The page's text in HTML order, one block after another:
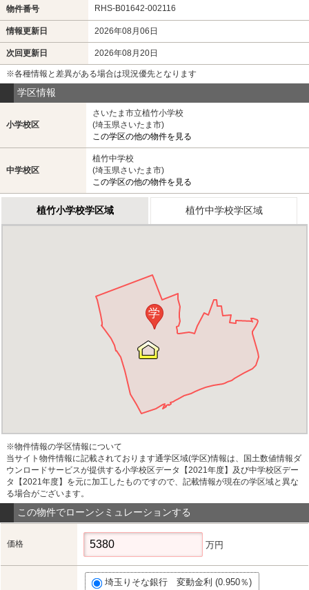
物件番号 RHS-B01642-002116
情報更新日 2026年08月06日
次回更新日 2026年08月20日
※各種情報と差異がある場合は現況優先となります
学区情報
小学校区
さいたま市立植竹小学校
(埼玉県さいたま市)
この学区の他の物件を見る
中学校区
植竹中学校
(埼玉県さいたま市)
この学区の他の物件を見る
植竹小学校学区域 植竹中学校学区域
学
※物件情報の学区情報について
当サイト物件情報に記載されております通学区域(学区)情報は、国土数値情報ダ
ウンロードサービスが提供する小学校区データ【2021年度】及び中学校区デー
タ【2021年度】を元に加工したものですので、記載情報が現在の学区域と異な
る場合がございます。
この物件でローンシミュレーションする
価格 万円
埼玉りそな銀行 変動金利 (0.950％)